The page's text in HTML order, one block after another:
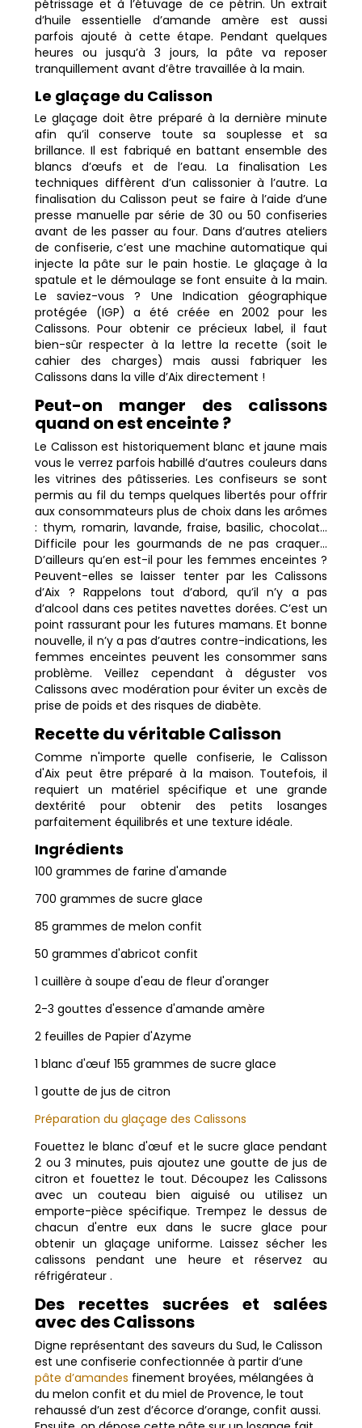
pétrissage et à l’étuvage de ce pétrin. Un extrait
d’huile essentielle d’amande amère est aussi
parfois ajouté à cette étape. Pendant quelques
heures ou jusqu’à 3 jours, la pâte va reposer
tranquillement avant d’être travaillée à la main.
Le glaçage du Calisson
Le glaçage doit être préparé à la dernière minute
afin qu’il conserve toute sa souplesse et sa
brillance. Il est fabriqué en battant ensemble des
blancs d’œufs et de l’eau. La finalisation Les
techniques diffèrent d’un calissonier à l’autre. La
finalisation du Calisson peut se faire à l’aide d’une
presse manuelle par série de 30 ou 50 confiseries
avant de les passer au four. Dans d’autres ateliers
de confiserie, c’est une machine automatique qui
injecte la pâte sur le pain hostie. Le glaçage à la
spatule et le démoulage se font ensuite à la main.
Le saviez-vous ? Une Indication géographique
protégée (IGP) a été créée en 2002 pour les
Calissons. Pour obtenir ce précieux label, il faut
bien-sûr respecter à la lettre la recette (soit le
cahier des charges) mais aussi fabriquer les
Calissons dans la ville d’Aix directement !
Peut-on manger des calissons
quand on est enceinte ?
Le Calisson est historiquement blanc et jaune mais
vous le verrez parfois habillé d’autres couleurs dans
les vitrines des pâtisseries. Les confiseurs se sont
permis au fil du temps quelques libertés pour offrir
aux consommateurs plus de choix dans les arômes
: thym, romarin, lavande, fraise, basilic, chocolat…
Difficile pour les gourmands de ne pas craquer…
D’ailleurs qu’en est-il pour les femmes enceintes ?
Peuvent-elles se laisser tenter par les Calissons
d’Aix ? Rappelons tout d’abord, qu’il n’y a pas
d’alcool dans ces petites navettes dorées. C’est un
point rassurant pour les futures mamans. Et bonne
nouvelle, il n’y a pas d’autres contre-indications, les
femmes enceintes peuvent les consommer sans
problème. Veillez cependant à déguster vos
Calissons avec modération pour éviter un excès de
prise de poids et des risques de diabète.
Recette du véritable Calisson
Comme n'importe quelle confiserie, le Calisson
d'Aix peut être préparé à la maison. Toutefois, il
requiert un matériel spécifique et une grande
dextérité pour obtenir des petits losanges
parfaitement équilibrés et une texture idéale.
Ingrédients
100 grammes de farine d'amande
700 grammes de sucre glace
85 grammes de melon confit
50 grammes d'abricot confit
1 cuillère à soupe d'eau de fleur d'oranger
2-3 gouttes d'essence d'amande amère
2 feuilles de Papier d'Azyme
1 blanc d'œuf 155 grammes de sucre glace
1 goutte de jus de citron
Préparation du glaçage des Calissons
Fouettez le blanc d'œuf et le sucre glace pendant
2 ou 3 minutes, puis ajoutez une goutte de jus de
citron et fouettez le tout. Découpez les Calissons
avec un couteau bien aiguisé ou utilisez un
emporte-pièce spécifique. Trempez le dessus de
chacun d'entre eux dans le sucre glace pour
obtenir un glaçage uniforme. Laissez sécher les
calissons pendant une heure et réservez au
réfrigérateur .
Des recettes sucrées et salées
avec des Calissons
Digne représentant des saveurs du Sud, le Calisson
est une confiserie confectionnée à partir d’une
pâte d’amandes finement broyées, mélangées à
du melon confit et du miel de Provence, le tout
rehaussé d’un zest d’écorce d’orange, confit aussi.